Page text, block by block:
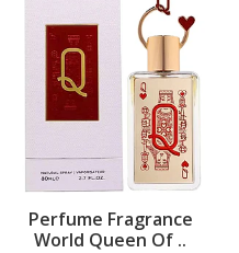
Perfume Fragrance
World Queen Of ..